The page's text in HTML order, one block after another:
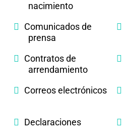
nacimiento
Comunicados de
prensa
Contratos de
arrendamiento
Correos electrónicos
Declaraciones